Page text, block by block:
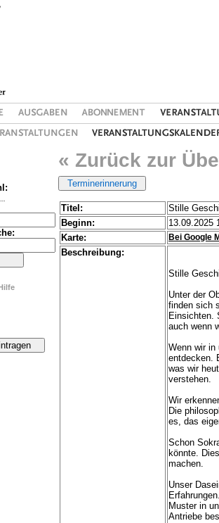
« Zurück zur
Titel:
Stille
Beginn:
13.09.2025
Karte:
Bei Google
Beschreibung:
Stille
Unter der
finden sich
Einsichten.
auch wenn
Wenn wir in
entdecken.
was wir
verstehen.
Wir
Die
es, das
Schon
könnte.
machen.
Unser
Muster in
Antriebe